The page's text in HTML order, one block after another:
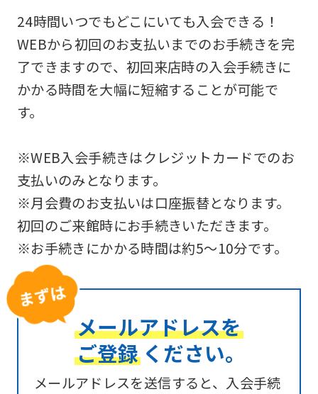
24時間いつでもどこにいても入会できる！
WEBから初回のお支払いまでのお手続きを完
了できますので、初回来店時の入会手続きに
かかる時間を大幅に短縮することが可能で
す。
※WEB入会手続きはクレジットカードでのお
支払いのみとなります。
※月会費のお支払いは口座振替となります。
初回のご来館時にお手続きいただきます。
※お手続きにかかる時間は約5～10分です。
メールアドレスを
ご登録 ください。
メールアドレスを送信すると、入会手続